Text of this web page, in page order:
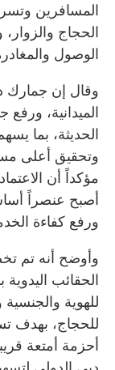
المسافرين
الحجاج
الوصول
وقال إن جمارك
الميدانية، ورفع
الحديثة، بما
وتحقيق أعلى
مؤكداً أن
أصبح عنصراً
ورفع كفاءة
وأوضح أنه تم
الحقائب اليدوية
للهوية
للحجاج، بهدف
أحزمة أمتعة